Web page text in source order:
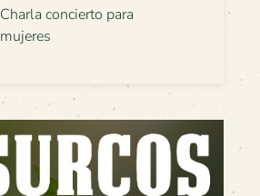
Charla concierto para
mujeres